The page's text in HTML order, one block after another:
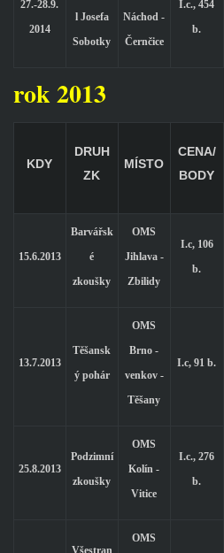
27.-28.9.
2014
l Josefa
Sobotky
Náchod -
Černčice
I.c., 454
b.
rok 2013
KDY
DRUH
ZK
MÍSTO
CENA/
BODY
15.6.2013
Barvářsk
é
zkoušky
OMS
Jihlava -
Zbilidy
I.c, 106
b.
13.7.2013
Těšansk
ý pohár
OMS
Brno -
venkov -
Těšany
I.c, 91 b.
25.8.2013
Podzimní
zkoušky
OMS
Kolín -
Vitice
I.c., 276
b.
Všestran
OMS